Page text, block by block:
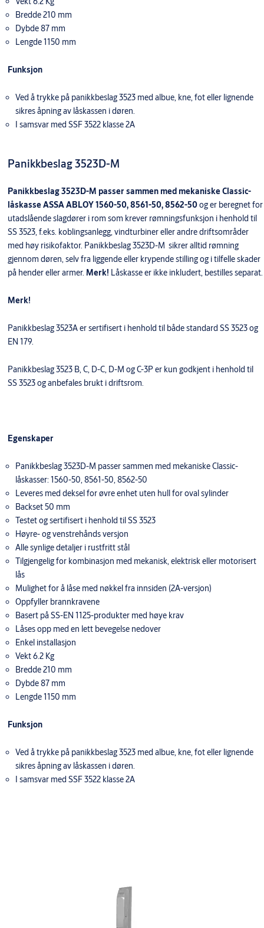
Bredde 210 mm
Dybde 87 mm
Lengde 1150 mm
Funksjon
Ved å trykke på panikkbeslag 3523 med albue, kne, fot eller lignende
sikres åpning av låskassen i døren.
I samsvar med SSF 3522 klasse 2A
Panikkbeslag 3523D-M
Panikkbeslag 3523D-M passer sammen med mekaniske Classic-
låskasse ASSA ABLOY 1560-50, 8561-50, 8562-50og er beregnet for
utadslående slagdører i rom som krever rømningsfunksjon i henhold til
SS 3523, f.eks. koblingsanlegg, vindturbiner eller andre driftsområder
med høy risikofaktor. Panikkbeslag 3523D-M sikrer alltid rømning
gjennom døren, selv fra liggende eller krypende stilling og i tilfelle skader
på hender eller armer. Merk! Låskasse er ikke inkludert, bestilles separat.
Merk!
Panikkbeslag 3523A er sertifisert i henhold til både standard SS 3523 og
EN 179.
Panikkbeslag 3523 B, C, D-C, D-M og C-3P er kun godkjent i henhold til
SS 3523 og anbefales brukt i driftsrom.
Egenskaper
Panikkbeslag 3523D-M passer sammen med mekaniske Classic-
låskasser: 1560-50, 8561-50, 8562-50
Leveres med deksel for øvre enhet uten hull for oval sylinder
Backset 50 mm
Testet og sertifisert i henhold til SS 3523
Høyre- og venstrehånds versjon
Alle synlige detaljer i rustfritt stål
Tilgjengelig for kombinasjon med mekanisk, elektrisk eller motorisert
lås
Mulighet for å låse med nøkkel fra innsiden (2A-versjon)
Oppfyller brannkravene
Basert på SS-EN 1125-produkter med høye krav
Låses opp med en lett bevegelse nedover
Enkel installasjon
Vekt 6.2 Kg
Bredde 210 mm
Dybde 87 mm
Lengde 1150 mm
Funksjon
Ved å trykke på panikkbeslag 3523 med albue, kne, fot eller lignende
sikres åpning av låskassen i døren.
I samsvar med SSF 3522 klasse 2A